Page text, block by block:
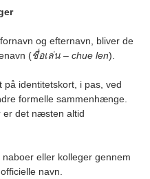
og efternavn, bliver de
(ชื่อเล่น – chue len).
identitetskort, i pas, ved
formelle sammenhænge.
er det næsten altid
eller kolleger gennem
navn.